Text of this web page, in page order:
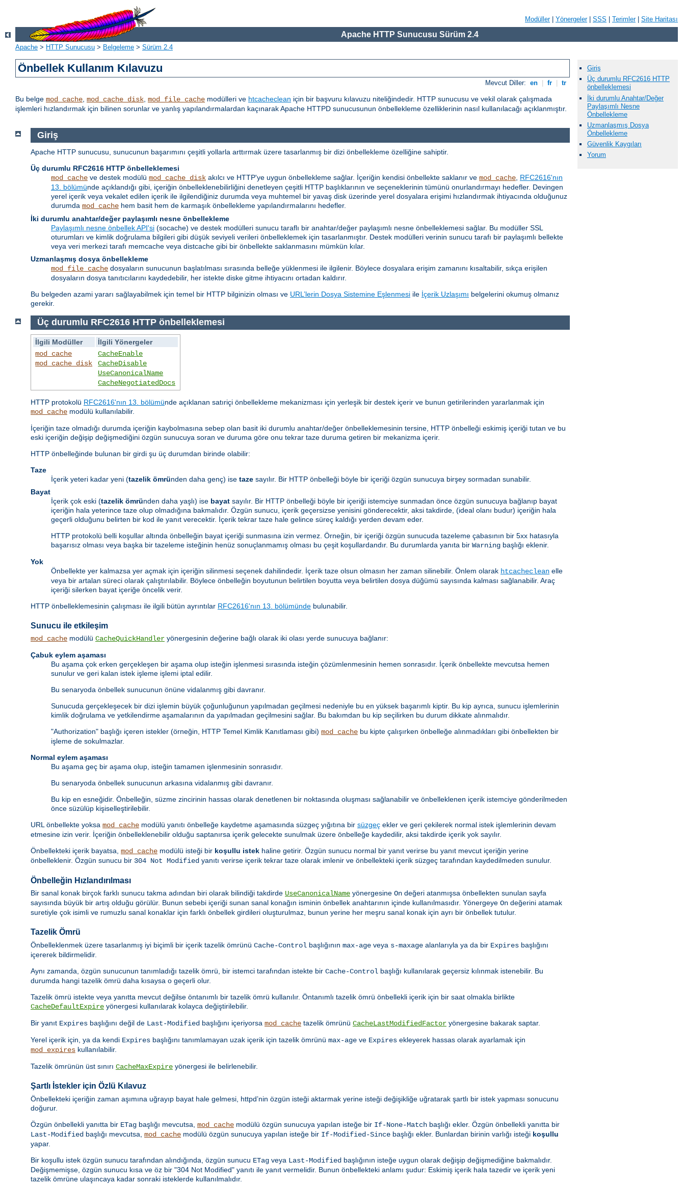
Modüller| Yönergeler| SSS Terimler| Site Haritası
Apache HTTP Sunucusu Sürüm 2.4
Apache > HTTP Sunucusu > Belgeleme > Sürüm 2.4
Önbellek Kullanım Kılavuzu
Mevcut Diller: en fr tr
Bu belge mod_cache, mod_cache_disk, mod_file_cache modülleri ve htcacheclean için bir başvuru kılavuzu niteliğindedir. HTTP sunucusu ve vekil olarak çalışmada
işlemleri hızlandırmak için bilinen sorunlar ve yanlış yapılandırmalardan kaçınarak Apache HTTPD sunucusunun önbellekleme özelliklerinin nasıl kullanılacağı açıklanmıştır.
Giriş
Üç durumlu RFC2616 HTTP
önbelleklemesi
İki durumlu Anahtar/Değer
Paylaşımlı Nesne
Önbellekleme
Uzmanlaşmış Dosya
Önbellekleme
Güvenlik Kaygıları
Yorum
Giriş
Apache HTTP sunucusu, sunucunun başarımını çeşitli yollarla arttırmak üzere tasarlanmış bir dizi önbellekleme özelliğine sahiptir.
Üç durumlu RFC2616 HTTP önbelleklemesi
mod_cache ve destek modülü mod_cache_disk akılcı ve HTTP'ye uygun önbellekleme sağlar. İçeriğin kendisi önbellekte saklanır ve mod_cache RFC2616'nın
13. bölümünde açıklandığı gibi, içeriğin önbelleklenebilirliğini denetleyen çeşitli HTTP başlıklarının ve seçeneklerinin tümünü onurlandırmayı hedefler. Devingen
yerel içerik veya vekalet edilen içerik ile ilgilendiğiniz durumda veya muhtemel bir yavaş disk üzerinde yerel dosyalara erişimi hızlandırmak ihtiyacında olduğunuz
durumda mod_cache hem basit hem de karmaşık önbellekleme yapılandırmalarını hedefler.
İki durumlu anahtar/değer paylaşımlı nesne önbellekleme
Paylaşımlı nesne önbellek API'si (socache) ve destek modülleri sunucu taraflı bir anahtar/değer paylaşımlı nesne önbelleklemesi sağlar. Bu modüller SSL
oturumları ve kimlik doğrulama bilgileri gibi düşük seviyeli verileri önbelleklemek için tasarlanmıştır. Destek modülleri verinin sunucu tarafı bir paylaşımlı bellekte
veya veri merkezi tarafı memcache veya distcache gibi bir önbellekte saklanmasını mümkün kılar.
Uzmanlaşmış dosya önbellekleme
mod_file_cache dosyaların sunucunun başlatılması sırasında belleğe yüklenmesi ile ilgilenir. Böylece dosyalara erişim zamanını kısaltabilir, sıkça erişilen
dosyaların dosya tanıtıcılarını kaydedebilir, her istekte diske gitme ihtiyacını ortadan kaldırır.
Bu belgeden azami yararı sağlayabilmek için temel bir HTTP bilginizin olması ve URL’lerin Dosya Sistemine Eşlenmesi ile İçerik Uzlaşımı belgelerini okumuş olmanız
gerekir.
Üç durumlu RFC2616 HTTP önbelleklemesi
İlgili Modüller
İlgili Yönergeler
mod_cache
mod_cache_disk
CacheEnable
CacheDisable
UseCanonicalName
CacheNegotiatedDocs
HTTP protokolü RFC2616'nın 13. bölümünde açıklanan satıriçi önbellekleme mekanizması için yerleşik bir destek içerir ve bunun getirilerinden yararlanmak için
mod_cache modülü kullanılabilir.
İçeriğin taze olmadığı durumda içeriğin kaybolmasına sebep olan basit iki durumlu anahtar/değer önbelleklemesinin tersine, HTTP önbelleği eskimiş içeriği tutan ve bu
eski içeriğin değişip değişmediğini özgün sunucuya soran ve duruma göre onu tekrar taze duruma getiren bir mekanizma içerir.
HTTP önbelleğinde bulunan bir girdi şu üç durumdan birinde olabilir:
Taze
İçerik yeteri kadar yeni (tazelik ömründen daha genç) ise taze sayılır. Bir HTTP önbelleği böyle bir içeriği özgün sunucuya birşey sormadan sunabilir.
Bayat
İçerik çok eski (tazelik ömründen daha yaşlı) ise bayat sayılır. Bir HTTP önbelleği böyle bir içeriği istemciye sunmadan önce özgün sunucuya bağlanıp bayat
içeriğin hala yeterince taze olup olmadığına bakmalıdır. Özgün sunucu, içerik geçersizse yenisini gönderecektir, aksi takdirde, (ideal olanı budur) içeriğin hala
geçerli olduğunu belirten bir kod ile yanıt verecektir. İçerik tekrar taze hale gelince süreç kaldığı yerden devam eder.
HTTP protokolü belli koşullar altında önbelleğin bayat içeriği sunmasına izin vermez. Örneğin, bir içeriği özgün sunucuda tazeleme çabasının bir 5xx hatasıyla
başarısız olması veya başka bir tazeleme isteğinin henüz sonuçlanmamış olması bu çeşit koşullardandır. Bu durumlarda yanıta bir Warning başlığı eklenir.
Yok
Önbellekte yer kalmazsa yer açmak için içeriğin silinmesi seçenek dahilindedir. İçerik taze olsun olmasın her zaman silinebilir. Önlem olarak htcacheclean elle
veya bir artalan süreci olarak çalıştırılabilir. Böylece önbelleğin boyutunun belirtilen boyutta veya belirtilen dosya düğümü sayısında kalması sağlanabilir. Araç
içeriği silerken bayat içeriğe öncelik verir.
HTTP önbelleklemesinin çalışması ile ilgili bütün ayrıntılar RFC2616'nın 13. bölümünde bulunabilir.
Sunucu ile etkileşim
mod_cache modülü CacheQuickHandler yönergesinin değerine bağlı olarak iki olası yerde sunucuya bağlanır:
Çabuk eylem aşaması
Bu aşama çok erken gerçekleşen bir aşama olup isteğin işlenmesi sırasında isteğin çözümlenmesinin hemen sonrasıdır. İçerik önbellekte mevcutsa hemen
sunulur ve geri kalan istek işleme işlemi iptal edilir.
Bu senaryoda önbellek sunucunun önüne vidalanmış gibi davranır.
Sunucuda gerçekleşecek bir dizi işlemin büyük çoğunluğunun yapılmadan geçilmesi nedeniyle bu en yüksek başarımlı kiptir. Bu kip ayrıca, sunucu işlemlerinin
kimlik doğrulama ve yetkilendirme aşamalarının da yapılmadan geçilmesini sağlar. Bu bakımdan bu kip seçilirken bu durum dikkate alınmalıdır.
"Authorization" başlığı içeren istekler (örneğin, HTTP Temel Kimlik Kanıtlaması gibi) mod_cache bu kipte çalışırken önbelleğe alınmadıkları gibi önbellekten bir
işleme de sokulmazlar.
Normal eylem aşaması
Bu aşama geç bir aşama olup, isteğin tamamen işlenmesinin sonrasıdır.
Bu senaryoda önbellek sunucunun arkasına vidalanmış gibi davranır.
Bu kip en esneğidir. Önbelleğin, süzme zincirinin hassas olarak denetlenen bir noktasında oluşması sağlanabilir ve önbelleklenen içerik istemciye gönderilmeden
önce süzülüp kişiselleştirilebilir.
URL önbellekte yoksa mod_cache modülü yanıtı önbelleğe kaydetme aşamasında süzgeç yığıtına bir süzgeç ekler ve geri çekilerek normal istek işlemlerinin devam
etmesine izin verir. İçeriğin önbelleklenebilir olduğu saptanırsa içerik gelecekte sunulmak üzere önbelleğe kaydedilir, aksi takdirde içerik yok sayılır.
Önbellekteki içerik bayatsa, mod_cache modülü isteği bir koşullu istek haline getirir. Özgün sunucu normal bir yanıt verirse bu yanıt mevcut içeriğin yerine
önbelleklenir. Özgün sunucu bir 304 Not Modified yanıtı verirse içerik tekrar taze olarak imlenir ve önbellekteki içerik süzgeç tarafından kaydedilmeden sunulur.
Önbelleğin Hızlandırılması
Bir sanal konak birçok farklı sunucu takma adından biri olarak bilindiği takdirde UseCanonicalName yönergesine On değeri atanmışsa önbellekten sunulan sayfa
sayısında büyük bir artış olduğu görülür. Bunun sebebi içeriği sunan sanal konağın isminin önbellek anahtarının içinde kullanılmasıdır. Yönergeye On değerini atamak
suretiyle çok isimli ve rumuzlu sanal konaklar için farklı önbellek girdileri oluşturulmaz, bunun yerine her meşru sanal konak için ayrı bir önbellek tutulur.
Tazelik Ömrü
Önbelleklenmek üzere tasarlanmış iyi biçimli bir içerik tazelik ömrünü Cache-Control başlığının max-age veya s-maxage alanlarıyla ya da bir Expires başlığını
içererek bildirmelidir.
Aynı zamanda, özgün sunucunun tanımladığı tazelik ömrü, bir istemci tarafından istekte bir Cache-Control başlığı kullanılarak geçersiz kılınmak istenebilir. Bu
durumda hangi tazelik ömrü daha kısaysa o geçerli olur.
Tazelik ömrü istekte veya yanıtta mevcut değilse öntanımlı bir tazelik ömrü kullanılır. Öntanımlı tazelik ömrü önbellekli içerik için bir saat olmakla birlikte
CacheDefaultExpire yönergesi kullanılarak kolayca değiştirilebilir.
Bir yanıt Expires başlığını değil de Last-Modified başlığını içeriyorsa mod_cache tazelik ömrünü CacheLastModifiedFactor yönergesine bakarak saptar.
Yerel içerik için, ya da kendi Expires başlığını tanımlamayan uzak içerik için tazelik ömrünü max-age ve Expires ekleyerek hassas olarak ayarlamak için
mod_expires kullanılabilir.
Tazelik ömrünün üst sınırı CacheMaxExpire yönergesi ile belirlenebilir.
Şartlı İstekler için Özlü Kılavuz
Önbellekteki içeriğin zaman aşımına uğrayıp bayat hale gelmesi, httpd’nin özgün isteği aktarmak yerine isteği değişikliğe uğratarak şartlı bir istek yapması sonucunu
doğurur.
Özgün önbellekli yanıtta bir ETag başlığı mevcutsa, mod_cache modülü özgün sunucuya yapılan isteğe bir If-None-Match başlığı ekler. Özgün önbellekli yanıtta bir
Last-Modified başlığı mevcutsa, mod_cache modülü özgün sunucuya yapılan isteğe bir If-Modified-Since başlığı ekler. Bunlardan birinin varlığı isteği koşullu
yapar.
Bir koşullu istek özgün sunucu tarafından alındığında, özgün sunucu ETag veya Last-Modified başlığının isteğe uygun olarak değişip değişmediğine bakmalıdır.
Değişmemişse, özgün sunucu kısa ve öz bir "304 Not Modified" yanıtı ile yanıt vermelidir. Bunun önbellekteki anlamı şudur: Eskimiş içerik hala tazedir ve içerik yeni
tazelik ömrüne ulaşıncaya kadar sonraki isteklerde kullanılmalıdır.